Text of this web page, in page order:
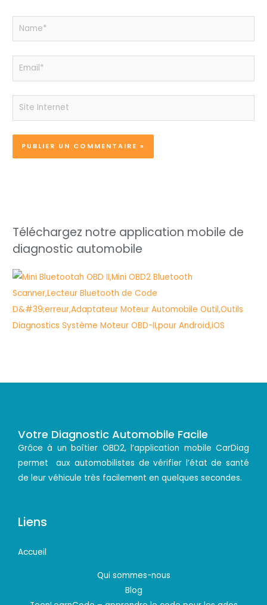
Name*
Email*
Site
Téléchargez notre application mobile de
diagnostic automobile
Votre Diagnostic Automobile Facile
Grâce à un boîtier OBD2, l’application mobile CarDiag
permet aux automobilistes de vérifier l’état de santé
de leur véhicule très facilement en quelques secondes.
Liens
Accueil
Qui sommes-nous
Blog